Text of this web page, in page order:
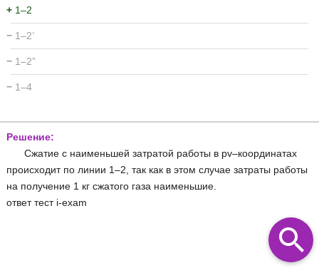
+ 1–2
− 1–2’
− 1–2”
− 1–4
Решение:
Сжатие с наименьшей затратой работы в pv–координатах
происходит по линии 1–2, так как в этом случае затраты работы
на получение 1 кг сжатого газа наименьшие.
ответ тест i-exam